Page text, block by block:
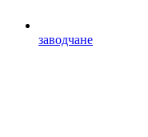
заводчане